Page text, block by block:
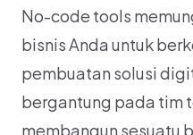
No-code tools
bisnis Anda untuk
pembuatan solusi
bergantung pada tim
membangun sesuatu